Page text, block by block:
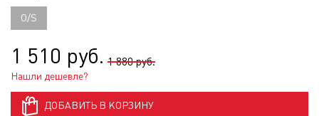
O/S
1 510 руб. 1 880 руб.
Нашли дешевле?
ДОБАВИТЬ В КОРЗИНУ